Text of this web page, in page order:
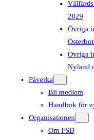
2029
Övriga
Övriga
Nyland
Påverka
Bli medlem
Handbok för
Organisationen
Om FSD